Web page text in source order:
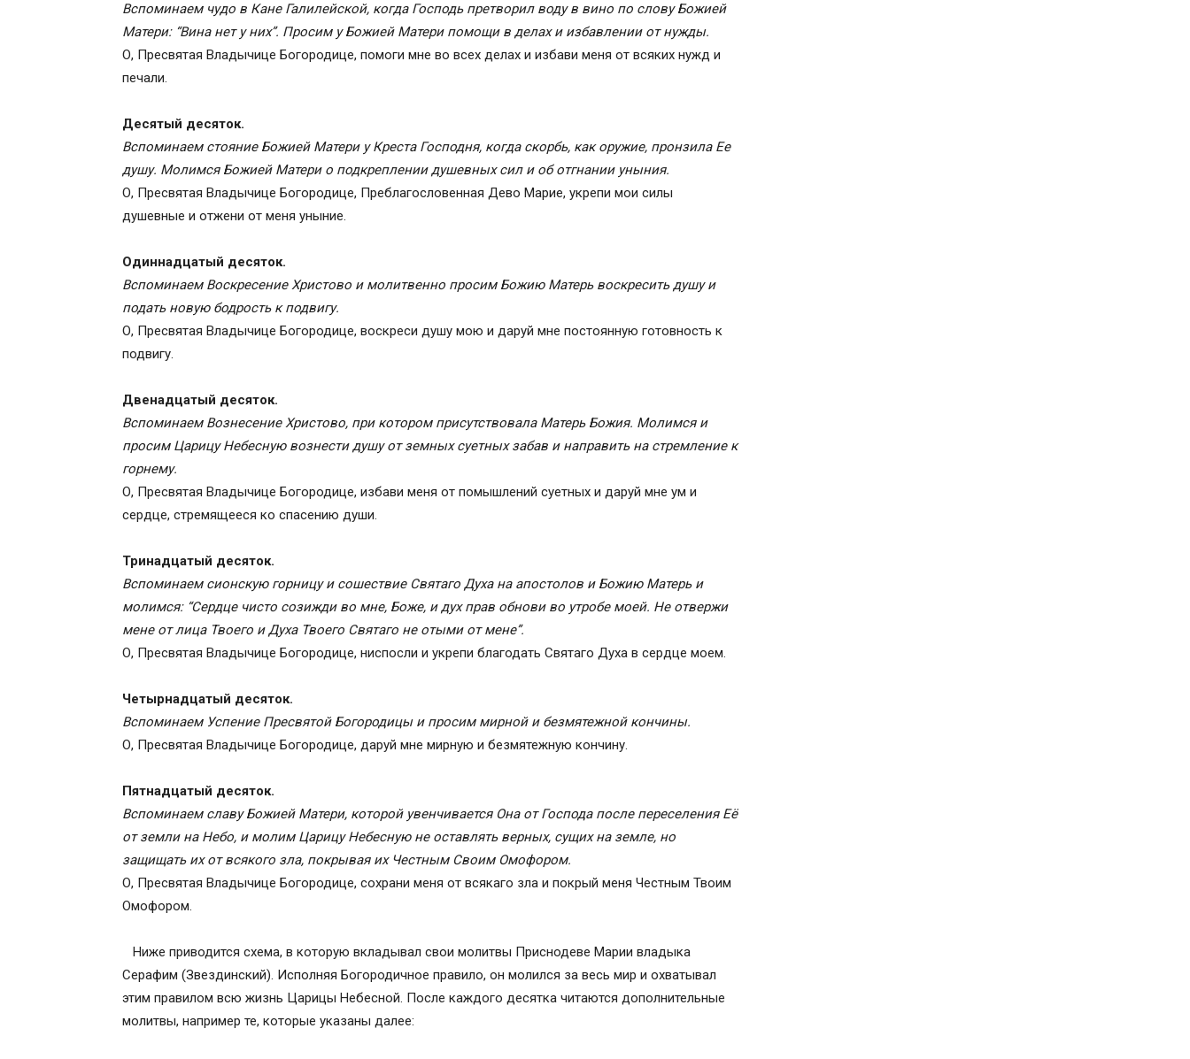
Вспоминаем чудо в Кане Галилейской, когда Господь претворил воду в вино по слову Божией
Матери: “Вина нет у них”. Просим у Божией Матери помощи в делах и избавлении от нужды.
О, Пресвятая Владычице Богородице, помоги мне во всех делах и избави меня от всяких нужд и
печали.
Десятый десяток.
Вспоминаем стояние Божией Матери у Креста Господня, когда скорбь, как оружие, пронзила Ее
душу. Молимся Божией Матери о подкреплении душевных сил и об отгнании уныния.
О, Пресвятая Владычице Богородице, Преблагословенная Дево Марие, укрепи мои силы
душевные и отжени от меня уныние.
Одиннадцатый десяток.
Вспоминаем Воскресение Христово и молитвенно просим Божию Матерь воскресить душу и
подать новую бодрость к подвигу.
О, Пресвятая Владычице Богородице, воскреси душу мою и даруй мне постоянную готовность к
подвигу.
Двенадцатый десяток.
Вспоминаем Вознесение Христово, при котором присутствовала Матерь Божия. Молимся и
просим Царицу Небесную вознести душу от земных суетных забав и направить на стремление к
горнему.
О, Пресвятая Владычице Богородице, избави меня от помышлений суетных и даруй мне ум и
сердце, стремящееся ко спасению души.
Тринадцатый десяток.
Вспоминаем сионскую горницу и сошествие Святаго Духа на апостолов и Божию Матерь и
молимся: “Сердце чисто созижди во мне, Боже, и дух прав обнови во утробе моей. Не отвержи
мене от лица Твоего и Духа Твоего Святаго не отыми от мене”.
О, Пресвятая Владычице Богородице, ниспосли и укрепи благодать Святаго Духа в сердце моем.
Четырнадцатый десяток.
Вспоминаем Успение Пресвятой Богородицы и просим мирной и безмятежной кончины.
О, Пресвятая Владычице Богородице, даруй мне мирную и безмятежную кончину.
Пятнадцатый десяток.
Вспоминаем славу Божией Матери, которой увенчивается Она от Господа после переселения Её
от земли на Небо, и молим Царицу Небесную не оставлять верных, сущих на земле, но
защищать их от всякого зла, покрывая их Честным Своим Омофором.
О, Пресвятая Владычице Богородице, сохрани меня от всякаго зла и покрый меня Честным Твоим
Омофором.
Ниже приводится схема, в которую вкладывал свои молитвы Приснодеве Марии владыка
Серафим (Звездинский). Исполняя Богородичное правило, он молился за весь мир и охватывал
этим правилом всю жизнь Царицы Небесной. После каждого десятка читаются дополнительные
молитвы, например те, которые указаны далее: